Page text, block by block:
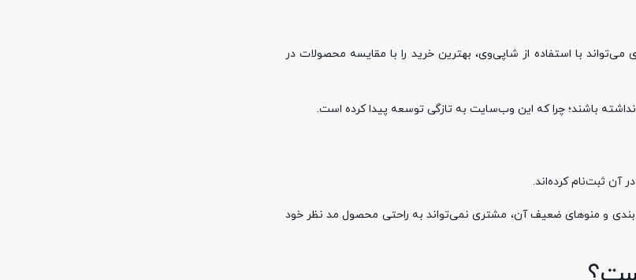
با استفاده از شاپی‌وی، بهترین خرید را با مقایسه محصولات در
باشند؛ چرا که این وب‌سایت به تازگی توسعه پیدا کرده است.
آن ثبت‌نام کرده‌اند.
و منوهای ضعیف آن، مشتری نمی‌تواند به راحتی محصول مد نظر خود